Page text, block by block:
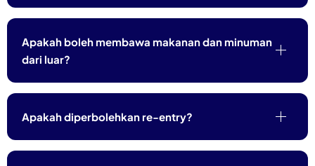
Apakah boleh membawa makanan dan minuman
dari luar?
Apakah diperbolehkan re-entry?